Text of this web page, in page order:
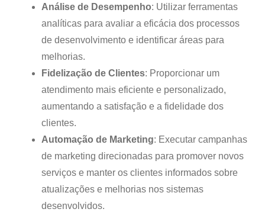
Análise de Desempenho: Utilizar ferramentas
analíticas para avaliar a eficácia dos processos
de desenvolvimento e identificar áreas para
melhorias.
Fidelização de Clientes: Proporcionar um
atendimento mais eficiente e personalizado,
aumentando a satisfação e a fidelidade dos
clientes.
Automação de Marketing: Executar campanhas
de marketing direcionadas para promover novos
serviços e manter os clientes informados sobre
atualizações e melhorias nos sistemas
desenvolvidos.